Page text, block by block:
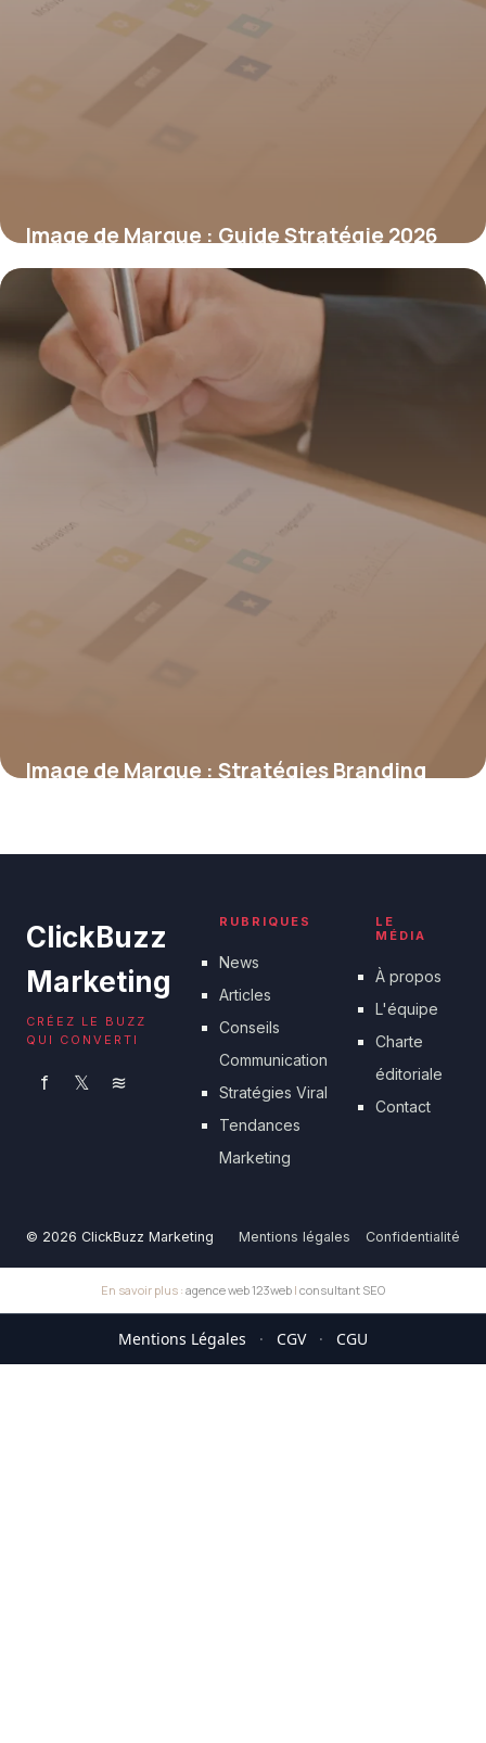
Image de Marque : Guide Stratégie 2026
4 juin 2026
Image de Marque : Stratégies Branding
ClickBuzz
Marketing
CRÉEZ LE BUZZ
QUI CONVERTI
f 𝕏 ≋
RUBRIQUES
News
Articles
Conseils
Communication
Stratégies Viral
Tendances
Marketing
LE
MÉDIA
À propos
L'équipe
Charte
éditoriale
Contact
© 2026 ClickBuzz Marketing Mentions légales Confidentialité
En savoir plus : agence web 123web | consultant SEO
Mentions Légales · CGV · CGU